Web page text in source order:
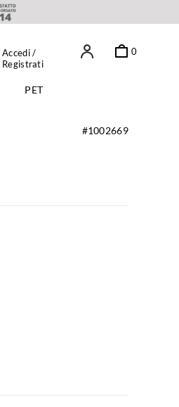
Accedi /
Registrati
0
PET
#1002669